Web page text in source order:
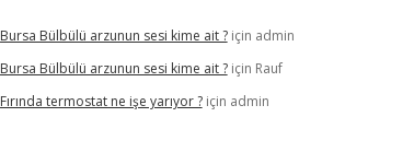
Bursa Bülbülü arzunun sesi kime ait ?için admin
Bursa Bülbülü arzunun sesi kime ait ?için Rauf
Fırında termostat ne işe yarıyor ?için admin